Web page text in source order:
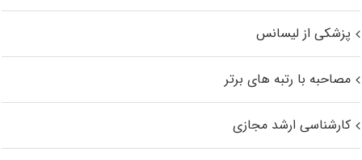
پزشکی از لیسانس
مصاحبه با رتبه های برتر
کارشناسی ارشد مجازی